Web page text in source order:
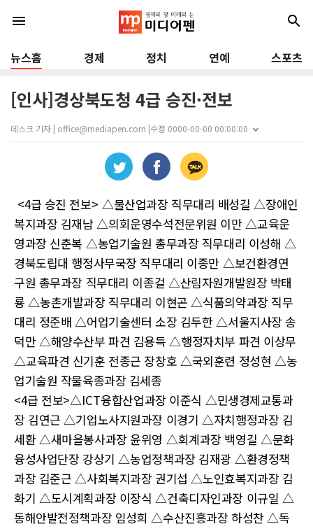
menu search
뉴스홈 경제 정치 연예 스포츠
[인사]경상북도청 4급 승진·전보
데스크 기자 | office@mediapen.com |수정 0000-00-00 00:00:00
<4급 승진 전보> △물산업과장 직무대리 배성길△장애인
복지과장 김재남△의회운영수석전문위원 이만△교육운
영과장 신춘복 △농업기술원 총무과장 직무대리 이성해 △
경북도립대 행정사무국장 직무대리 이종만 △보건환경연
구원 총무과장 직무대리 이종걸 △산림자원개발원장 박태
룡△농촌개발과장 직무대리 이현곤△식품의약과장 직무
대리 정준배 △어업기술센터 소장 김두한△서울지사장 송
덕만△해양수산부 파견 김용득△행정자치부 파견 이상무
△교육파견 신기훈 전종근 장창호 △국외훈련 정성현 △농
업기술원 작물육종과장 김세종
<4급 전보>△ICT융합산업과장 이준식 △민생경제교통과
장 김연근△기업노사지원과장 이경기 △자치행정과장 김
세환 △새마을봉사과장 윤위영 △회계과장 백영길 △문화
융성사업단장 강상기△농업정책과장 김재광 △환경정책
과장 김준근 △사회복지과장 권기섭△노인효복지과장 김
화기 △도시계획과장 이장식 △건축디자인과장 이규일 △
동해안발전정책과장 임성희 △수산진흥과장 하성찬△독